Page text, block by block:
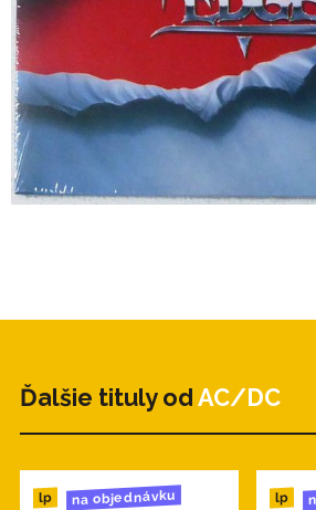
Ďalšie tituly od AC/DC
lp na objednávku lp